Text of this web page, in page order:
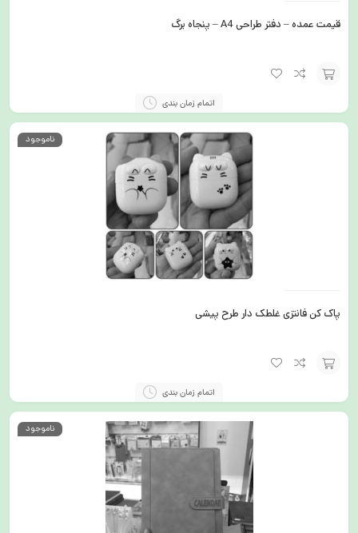
قیمت عمده – دفتر طراحی A4 – پنجاه برگ
به
اتمام زمان بندی
ناموجود
پاک کن فانتزی غلطک دار طرح پیشی
گزینه
اتمام زمان بندی
ناموجود